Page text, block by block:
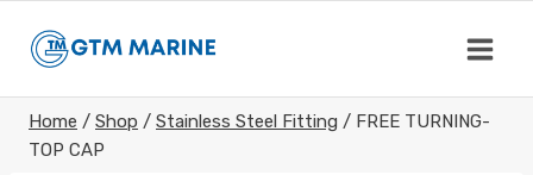
Home / Shop / Stainless Steel Fitting / FREE TURNING-
TOP CAP